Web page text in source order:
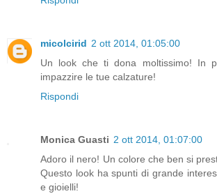
micolcirid 2 ott 2014, 01:05:00
Un look che ti dona moltissimo! In
impazzire le tue calzature!
Rispondi
Monica Guasti 2 ott 2014, 01:07:00
Adoro il nero! Un colore che ben si
Questo look ha spunti di grande
e gioielli!